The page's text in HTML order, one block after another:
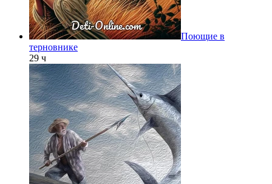
Поющие в
терновнике
29 ч